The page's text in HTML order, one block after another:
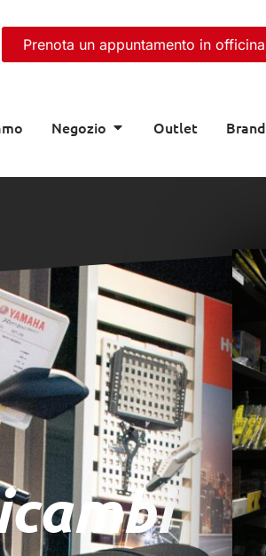
Prenota un appuntamento in officina
Negozio Outlet Brand